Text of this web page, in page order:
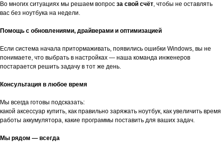
Во многих ситуациях мы решаем вопрос за свой счёт, чтобы не оставлять
вас без ноутбука на недели.
Помощь с обновлениями, драйверами и оптимизацией
Если система начала притормаживать, появились ошибки Windows, вы не
понимаете, что выбрать в настройках — наша команда инженеров
постарается решить задачу в тот же день.
Консультация в любое время
Мы всегда готовы подсказать:
какой аксессуар купить, как правильно заряжать ноутбук, как увеличить время
работы аккумулятора, какие программы поставить для ваших задач.
Мы рядом — всегда